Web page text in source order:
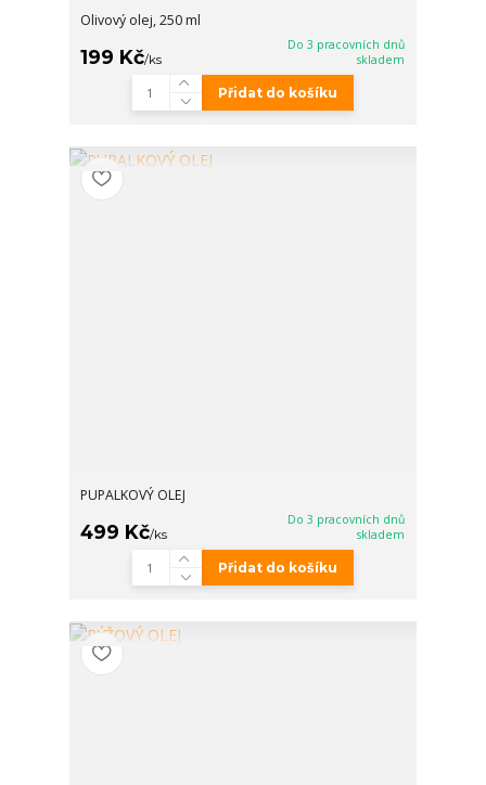
Olivový olej, 250 ml
199 Kč/ks
Do 3 pracovních dnů
skladem
Přidat do košíku
PUPALKOVÝ OLEJ
499 Kč/ks
Do 3 pracovních dnů
skladem
Přidat do košíku